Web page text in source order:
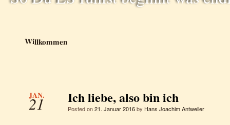
Willkommen
JAN.
21 Ich liebe, also bin ich
Posted on21. Januar 2016by Hans Joachim Antweiler